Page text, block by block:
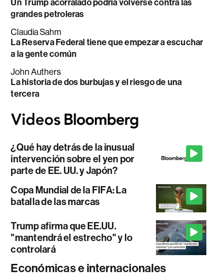
Un Trump acorralado podría volverse contra las
grandes petroleras
Claudia Sahm
La Reserva Federal tiene que empezar a escuchar
a la gente común
John Authers
La historia de dos burbujas y el riesgo de una
tercera
¿Qué hay detrás de la inusual
intervención sobre el yen por
parte de EE. UU. y Japón?
Copa Mundial de la FIFA: La
batalla de las marcas
Trump afirma que EE.UU.
"mantendrá el estrecho" y lo
controlará
Económicas e internacionales